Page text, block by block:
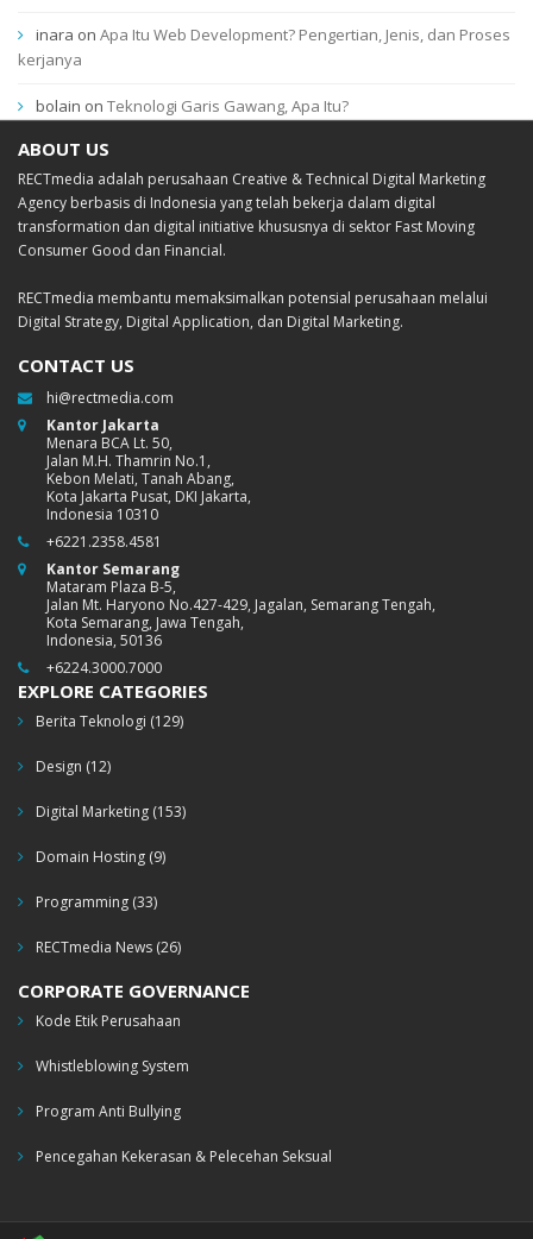
inara on Apa Itu Web Development? Pengertian, Jenis, dan Proses
kerjanya
bolain on Teknologi Garis Gawang, Apa Itu?
ABOUT US
RECTmedia adalah perusahaan Creative & Technical Digital Marketing
Agency berbasis di Indonesia yang telah bekerja dalam digital
transformation dan digital initiative khususnya di sektor Fast Moving
Consumer Good dan Financial.
RECTmedia membantu memaksimalkan potensial perusahaan melalui
Digital Strategy, Digital Application, dan Digital Marketing.
CONTACT US
hi@rectmedia.com
Kantor Jakarta
Menara BCA Lt. 50,
Jalan M.H. Thamrin No.1,
Kebon Melati, Tanah Abang,
Kota Jakarta Pusat, DKI Jakarta,
Indonesia 10310
+6221.2358.4581
Kantor Semarang
Mataram Plaza B-5,
Jalan Mt. Haryono No.427-429, Jagalan, Semarang Tengah,
Kota Semarang, Jawa Tengah,
Indonesia, 50136
+6224.3000.7000
EXPLORE CATEGORIES
Berita Teknologi (129)
Design (12)
Digital Marketing (153)
Domain Hosting (9)
Programming (33)
RECTmedia News (26)
CORPORATE GOVERNANCE
Kode Etik Perusahaan
Whistleblowing System
Program Anti Bullying
Pencegahan Kekerasan & Pelecehan Seksual